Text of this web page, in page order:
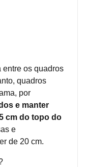
entre os quadros
quadros
por
e manter
cm do topo do
e
de 20 cm.